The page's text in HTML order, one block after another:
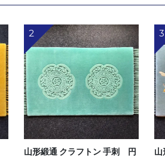
2
山形緞通 クラフトン 手刺 円
3
山